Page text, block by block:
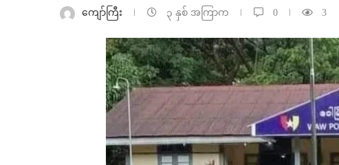
ကျော်ကြီး ၃ နှစ် အကြာက 0 3